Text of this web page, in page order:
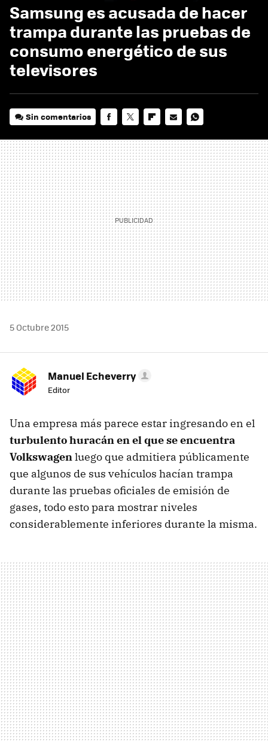
Samsung es acusada de hacer
trampa durante las pruebas de
consumo energético de sus
televisores
Sin comentarios
MAIL
5 Octubre 2015
Manuel Echeverry
Editor
Una empresa más parece estar ingresando en el
turbulento huracán en el que se encuentra
Volkswagenluego que admitiera públicamente
que algunos de sus vehículos hacían trampa
durante las pruebas oficiales de emisión de
gases, todo esto para mostrar niveles
considerablemente inferiores durante la misma.